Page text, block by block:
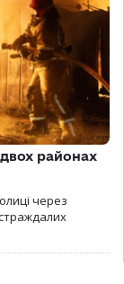
районах
через